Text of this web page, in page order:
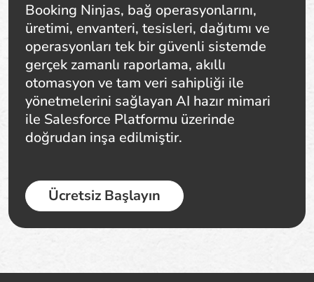
Booking Ninjas, bağ operasyonlarını,
üretimi, envanteri, tesisleri, dağıtımı ve
operasyonları tek bir güvenli sistemde
gerçek zamanlı raporlama, akıllı
otomasyon ve tam veri sahipliği ile
yönetmelerini sağlayan AI hazır mimari
ile Salesforce Platformu üzerinde
doğrudan inşa edilmiştir.
Ücretsiz Başlayın